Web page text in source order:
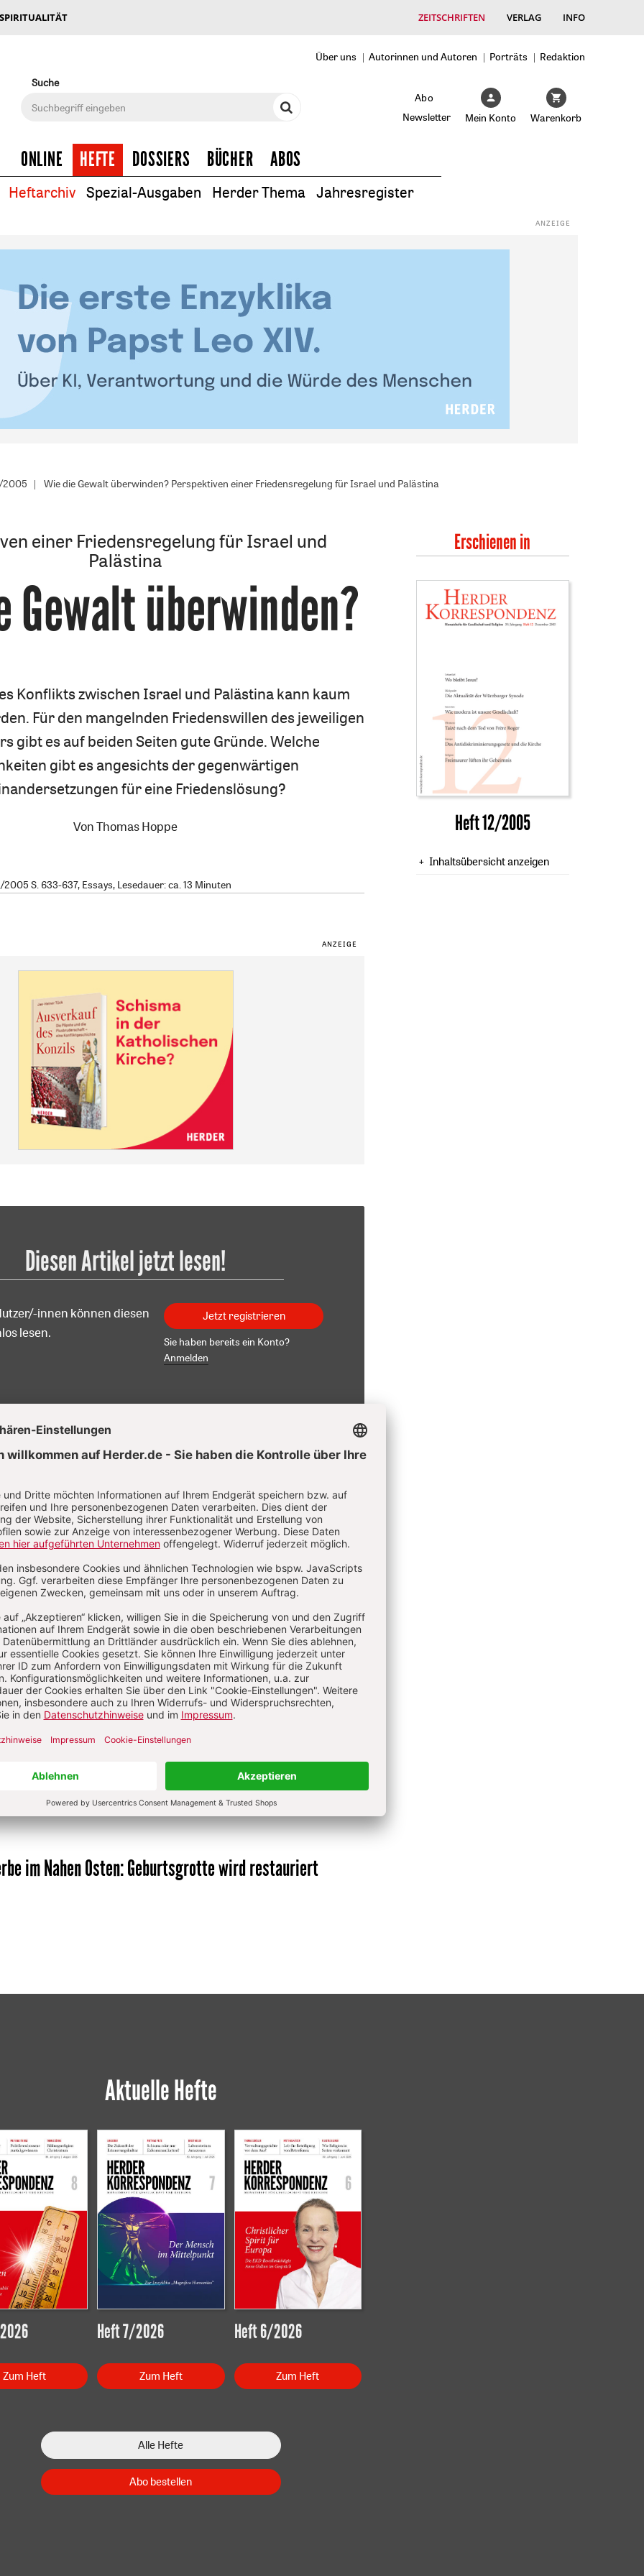
ZEITSCHRIFTEN VERLAG INFO
Über uns Autorinnen und Autoren Porträts
Redaktion
Suche
Abo
Newsletter
Mein Konto Warenkorb
ONLINE HEFTE DOSSIERS BÜCHER ABOS
Heftarchiv Spezial-Ausgaben Herder Thema Jahresregister
2005 Wie die Gewalt überwinden? Perspektiven einer Friedensregelung für Israel und Palästina
einer Friedensregelung für Israel und
Palästina
:
Gewalt überwinden?
Konflikts zwischen Israel und Palästina kann kaum
Für den mangelnden Friedenswillen des jeweiligen
gibt es auf beiden Seiten gute Gründe. Welche
gibt es angesichts der gegenwärtigen
für eine Friedenslösung?
VonThomas Hoppe
S. 633-637, Essays, Lesedauer: ca. 13 Minuten
Diesen Artikel jetzt lesen!
innen können diesen
lesen.
Jetzt registrieren
Sie haben bereits ein Konto?
Anmelden
Hoppe
habilitierte Theologe Thomas Hoppe (geb. 1956) lehrt als
für Sozialethik an der Helmut-Schmidt-Universität Hamburg. Er
der Deutschen Kommission Justitia et Pax, der
Arbeitsgruppe für weltkirchliche Aufgaben und der
Europa der Deutschen Bischofskonferenz.
S. 11-12
in Bedrängnis Von Annika Schmitz
S. 6
Von Moshe Zimmermann
im Nahen Osten:Geburtsgrotte wird restauriert
Erschienen in
Heft 12/2005
Inhaltsübersicht anzeigen
Aktuelle Hefte
Zum Heft
Heft 7/2026
Zum Heft
Heft 6/2026
Zum Heft
Alle Hefte
Abo bestellen